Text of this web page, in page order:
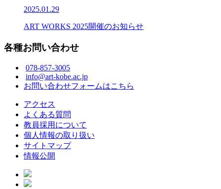
2025.01.29
ART WORKS 2025開催のお知らせ
各種お問い合わせ
078-857-3005
info@art-kobe.ac.jp
お問い合わせフォームはこちら
アクセス
よくある質問
教員採用について
個人情報の取り扱い
サイトマップ
情報公開